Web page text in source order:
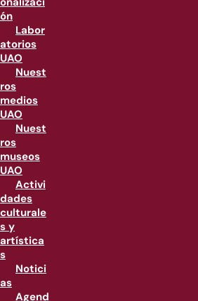
ón
Labor
atorios
UAO
Nuest
ros
medios
UAO
Nuest
ros
museos
UAO
Activi
dades
culturale
s y
artística
s
Notici
as
Agend